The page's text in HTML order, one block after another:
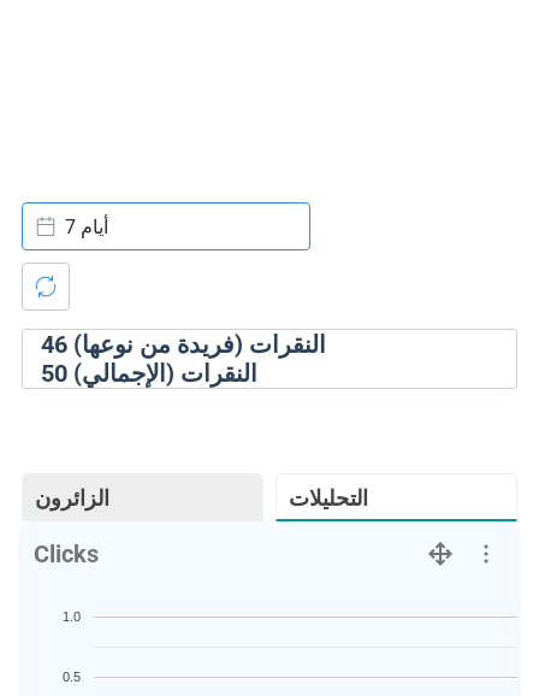
46 النقرات (فريدة من نوعها)
50 النقرات (الإجمالي)
7 أيام
الزائرون التحليلات
Clicks
0.5
1.0